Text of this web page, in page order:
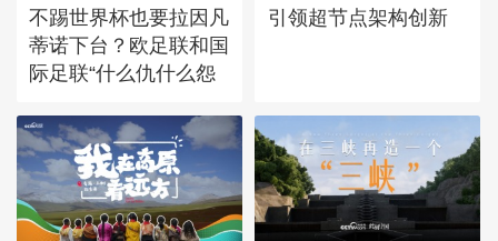
不踢世界杯也要拉因凡
蒂诺下台？欧足联和国
际足联“什么仇什么怨
引领超节点架构创新